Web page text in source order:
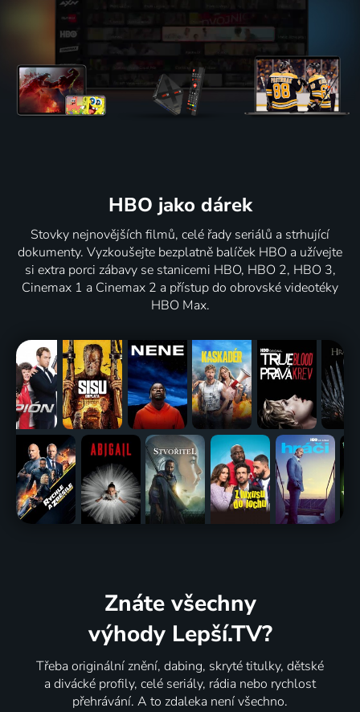
HBO jako dárek
Stovky nejnovějších filmů, celé řady seriálů a strhující
dokumenty. Vyzkoušejte bezplatně balíček HBO a užívejte
si extra porci zábavy se stanicemi HBO, HBO 2, HBO 3,
Cinemax 1 a Cinemax 2 a přístup do obrovské videotéky
HBO Max.
Znáte všechny
výhody Lepší.TV?
Třeba originální znění, dabing, skryté titulky, dětské
a divácké profily, celé seriály, rádia nebo rychlost
přehrávání. A to zdaleka není všechno.